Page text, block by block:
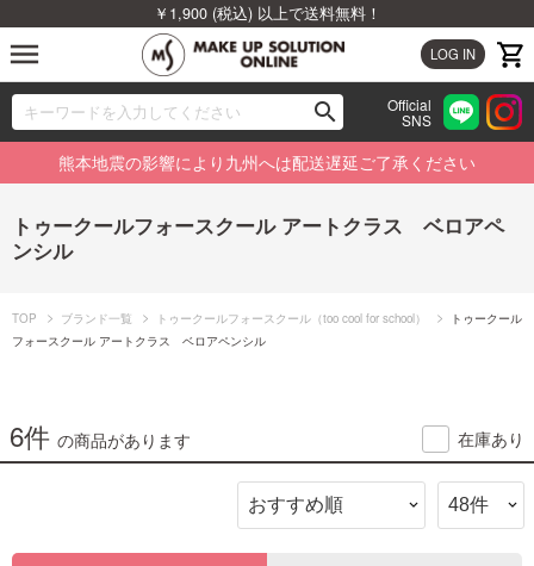
￥1,900 (税込) 以上で送料無料！
LOG IN
menu
search
00
Official
SNS
ブランドから探す
カテゴリから探す
新着商品から探す
ランキングから探す
ビューティジャーナルから探す
熊本地震の影響により九州へは配送遅延ご了承ください
トゥークールフォースクール アートクラス ベロアペ
ンシル
TOP ブランド一覧 トゥークールフォースクール（too cool for school）
トゥークール
フォースクール アートクラス ベロアペンシル
6件 の商品があります 在庫あり